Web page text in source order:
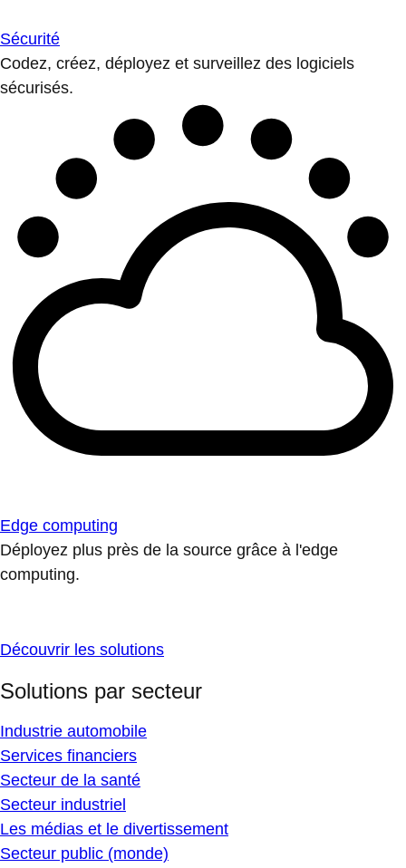
Sécurité
Codez, créez, déployez et surveillez des logiciels
sécurisés.
Edge computing
Déployez plus près de la source grâce à l'edge
computing.
Découvrir les solutions
Solutions par secteur
Industrie automobile
Services financiers
Secteur de la santé
Secteur industriel
Les médias et le divertissement
Secteur public (monde)